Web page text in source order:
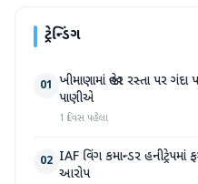
ટ્રેન્ડિંગ
01 ખીમાણામાં જાહેર રસ્તા પર
પાણીએ
1 દિવસ પહેલા
02 IAF વિંગ કમાન્ડર હનીટ્રેપમાં
આરોપ